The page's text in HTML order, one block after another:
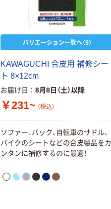
バリエーション一覧へ（9）
KAWAGUCHI 合皮用 補修シー
ト 8×12cm
お届け日 8月8日（土）以降
￥231~ （税込）
ソファー、バック、自転車のサドル、
バイクのシートなどの合皮製品をカ
ンタンに補修するのに最適！